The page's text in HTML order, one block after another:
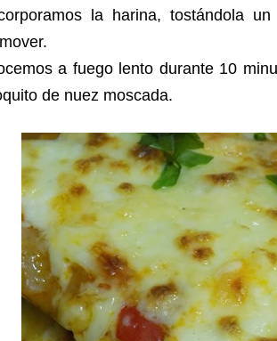
la harina, tostándola
a fuego lento durante 10
de nuez moscada.